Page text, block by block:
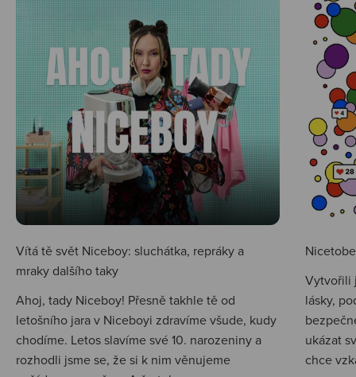
Vítá tě svět Niceboy: sluchátka, repráky a
mraky dalšího taky
Ahoj, tady Niceboy! Přesně takhle tě od
letošního jara v Niceboyi zdravíme všude, kudy
chodíme. Letos slavíme své 10. narozeniny a
rozhodli jsme se, že si k nim věnujeme
Vytvořili
lásky,
ukázat
chce